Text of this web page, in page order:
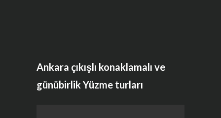
Ankara çıkışlı konaklamalı ve
günübirlik Yüzme turları